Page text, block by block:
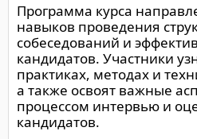
Программа курса
навыков проведения
собеседований и
кандидатов. Участники
практиках, методах и
а также освоят важные
процессом интервью и
кандидатов.